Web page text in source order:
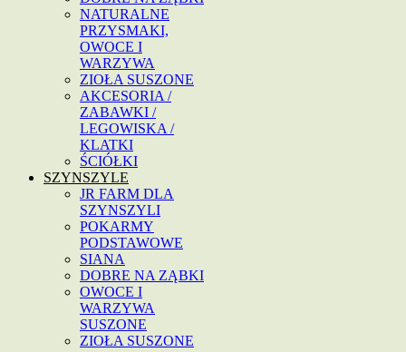
NATURALNE
PRZYSMAKI,
OWOCE I
WARZYWA
ZIOŁA SUSZONE
AKCESORIA /
ZABAWKI /
LEGOWISKA /
KLATKI
ŚCIÓŁKI
SZYNSZYLE
JR FARM DLA
SZYNSZYLI
POKARMY
PODSTAWOWE
SIANA
DOBRE NA ZĄBKI
OWOCE I
WARZYWA
SUSZONE
ZIOŁA SUSZONE